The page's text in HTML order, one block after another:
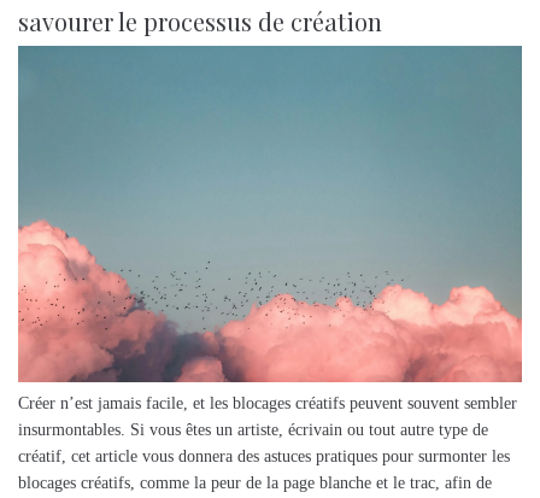
savourer le processus de création
Créer n’est jamais facile, et les blocages créatifs peuvent souvent sembler
insurmontables. Si vous êtes un artiste, écrivain ou tout autre type de
créatif, cet article vous donnera des astuces pratiques pour surmonter les
blocages créatifs, comme la peur de la page blanche et le trac, afin de